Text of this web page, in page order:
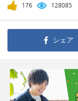
176 128085
シェア